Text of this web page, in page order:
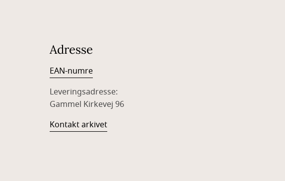
Adresse
EAN-numre
Leveringsadresse:
Gammel Kirkevej 96
Kontakt arkivet